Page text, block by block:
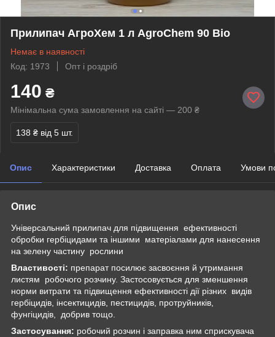
Прилипач АгроХем 1 л AgroChem 90 Bio
Немає в наявності
Код: 1973
Опт і роздріб
140 ₴
Мінімальна сума замовлення на сайті — 200 ₴
138 ₴ від 5 шт.
Опис Характеристики Доставка Оплата Умови
Опис
Універсальний прилипач для підвищення ефективності
обробки гербіцидами та іншими матеріалами для нанесення
на зелену частину рослини
Властивості: препарат посилює засвоєння й утримання
листям робочого розчину. Застосовується для зменшення
норми витрати та підвищення ефективності дії різних видів
гербіцидів, інсектицидів, пестицидів, протруйників,
фунгіцидів, добрив тощо.
Застосування: робочий розчин і заправка ним сприскувача